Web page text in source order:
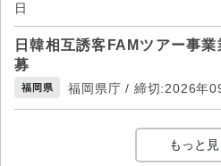
日
日韓相互誘客FAMツアー事
募
福岡県 福岡県庁 / 締切:2026年
もっと見